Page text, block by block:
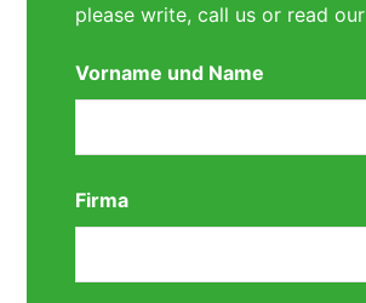
please write, call us or read our
Vorname und Name
Firma